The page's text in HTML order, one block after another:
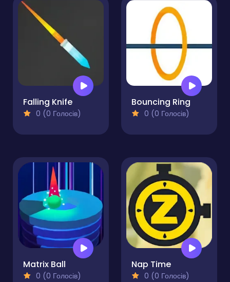
Falling Knife
0 (0 Голосів)
Bouncing Ring
0 (0 Голосів)
Matrix Ball
0 (0 Голосів)
Nap Time
0 (0 Голосів)